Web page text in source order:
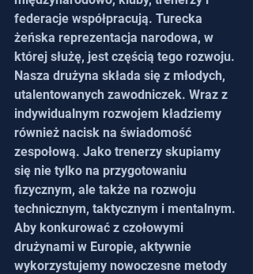
federacje współpracują. Turecka
żeńska reprezentacja narodowa, w
której służę, jest częścią tego rozwoju.
Nasza drużyna składa się z młodych,
utalentowanych zawodniczek. Wraz z
indywidualnym rozwojem kładziemy
również nacisk na świadomość
zespołową. Jako trenerzy skupiamy
się nie tylko na przygotowaniu
fizycznym, ale także na rozwoju
technicznym, taktycznym i mentalnym.
Aby konkurować z czołowymi
drużynami w Europie, aktywnie
wykorzystujemy nowoczesne metody